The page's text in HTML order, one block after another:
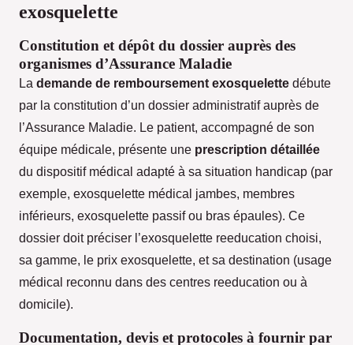
exosquelette
Constitution et dépôt du dossier auprès des
organismes d’Assurance Maladie
La demande de remboursement exosquelette débute
par la constitution d’un dossier administratif auprès de
l’Assurance Maladie. Le patient, accompagné de son
équipe médicale, présente une prescription détaillée
du dispositif médical adapté à sa situation handicap (par
exemple, exosquelette médical jambes, membres
inférieurs, exosquelette passif ou bras épaules). Ce
dossier doit préciser l’exosquelette reeducation choisi,
sa gamme, le prix exosquelette, et sa destination (usage
médical reconnu dans des centres reeducation ou à
domicile).
Documentation, devis et protocoles à fournir par